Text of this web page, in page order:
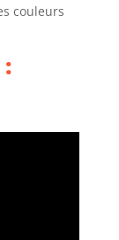
couleurs